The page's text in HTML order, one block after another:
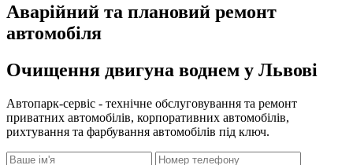
Аварійний та плановий ремонт
автомобіля
Очищення двигуна воднем у Львові
Автопарк-сервіс - технічне обслуговування та ремонт
приватних автомобілів, корпоративних автомобілів,
рихтування та фарбування автомобілів під ключ.